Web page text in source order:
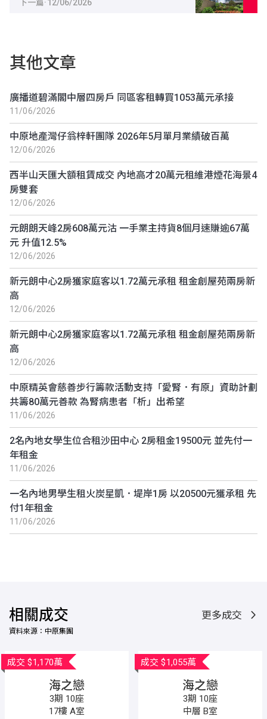
下一篇·12/06/2026
其他文章
廣播道碧滿閣中層四房戶 同區客租轉買1053萬元承接
11/06/2026
中原地產灣仔翁梓軒團隊 2026年5月單月業績破百萬
12/06/2026
西半山天匯大額租賃成交 內地高才20萬元租維港煙花海景4
房雙套
12/06/2026
元朗朗天峰2房608萬元沽 一手業主持貨8個月速賺逾67萬
元 升值12.5%
12/06/2026
新元朗中心2房獲家庭客以1.72萬元承租 租金創屋苑兩房新
高
12/06/2026
新元朗中心2房獲家庭客以1.72萬元承租 租金創屋苑兩房新
高
12/06/2026
中原精英會慈善步行籌款活動支持「愛腎．有原」資助計劃
共籌80萬元善款 為腎病患者「析」出希望
11/06/2026
2名內地女學生位合租沙田中心 2房租金19500元 並先付一
年租金
11/06/2026
一名內地男學生租火炭星凱．堤岸1房 以20500元獲承租 先
付1年租金
11/06/2026
相關成交
資料來源：中原集團
更多成交
成交 $1,170萬
海之戀
3期 10座
17樓 A室
成交 $1,055萬
海之戀
3期 10座
中層 B室